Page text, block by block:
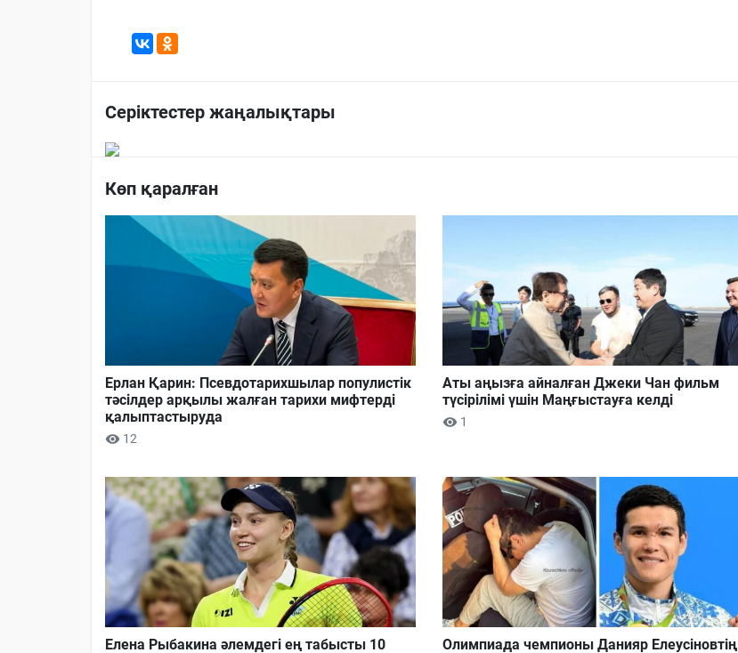
Серіктестер жаңалықтары
Көп қаралған
Ерлан Қарин: Псевдотарихшылар популистік
тәсілдер арқылы жалған тарихи мифтерді
қалыптастыруда
12
Аты аңызға айналған Джеки Чан фильм
түсірілімі үшін Маңғыстауға келді
1
Елена Рыбакина әлемдегі ең табысты 10
Олимпиада чемпионы Данияр Елеусіновтің